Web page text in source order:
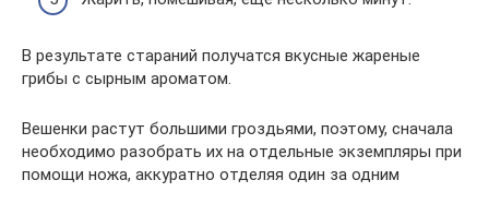
В результате стараний получатся вкусные жареные
грибы с сырным ароматом.
Вешенки растут большими гроздьями, поэтому, сначала
необходимо разобрать их на отдельные экземпляры при
помощи ножа, аккуратно отделяя один за одним